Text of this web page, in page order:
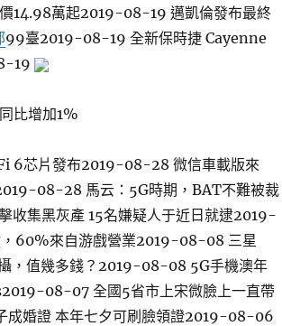
14.98萬起2019-08-19 邁凱倫發布最終
99臺2019-08-19 全新保時捷 Cayenne
19
比增加1%
6芯片發布2019-08-28 微信車載版來
08-28 馬云：5G時期，BAT不難被裁
集黑灰產 15名嫌疑人于近日就逮2019-
60%來自游戲營業2019-08-08 三星
，值幾多錢？2019-08-08 5G手機澳年
08-07 全國5省市上宋微臉上一直帶
成婚證 本年七夕可刷臉領證2019-08-06